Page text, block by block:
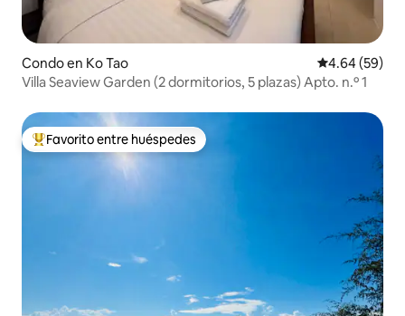
Condo en Ko Tao Calificación
4.64 (59)
Villa Seaview Garden (2 dormitorios, 5 plazas) Apto. n.º 1
Favorito entre huéspedes preferido
Favorito entre huéspedes